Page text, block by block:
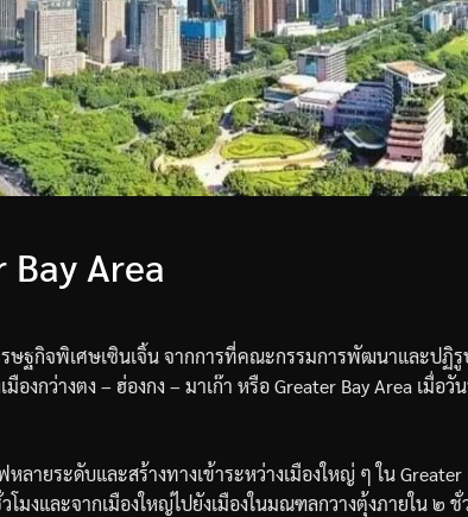
Area
ษฐกิจพิเศษเซินเจิ้นจากการที่คณะกรรมการพัฒนาและปฏิรู
องกว่างตง – ฮ่องกง – มาเก๊า หรือGreater Bay Area เมื่อวั
หลายระดับและสร้างทางเข้าระหว่างเมืองใหญ่ ๆ ในGreater
โมงและจากเมืองใหญ่ไปยังเมืองในมณฑลกวางตุ้งภายใน๒ ชั่